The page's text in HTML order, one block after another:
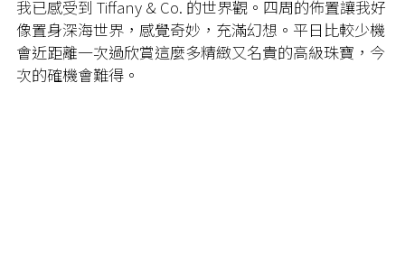
我已感受到 Tiffany & Co. 的世界觀。四周的佈置讓我好
像置身深海世界，感覺奇妙，充滿幻想。平日比較少機
會近距離一次過欣賞這麼多精緻又名貴的高級珠寶，今
次的確機會難得。